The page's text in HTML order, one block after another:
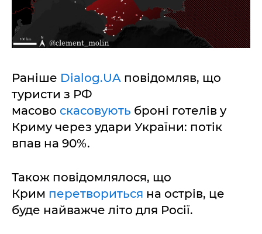
Раніше Dialog.UA повідомляв, що
туристи з РФ
масово скасовують броні готелів у
Криму через удари України: потік
впав на 90%.
Також повідомлялося, що
Крим перетвориться на острів, це
буде найважче літо для Росії.